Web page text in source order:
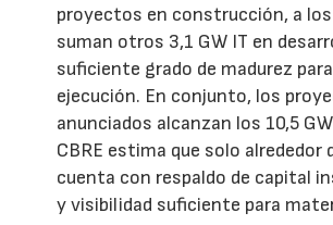
proyectos en construcción, a los
suman otros 3,1 GW IT en
suficiente grado de madurez
ejecución. En conjunto, los
anunciados alcanzan los 10,5
CBRE estima que solo alrededor
cuenta con respaldo de capital
y visibilidad suficiente para